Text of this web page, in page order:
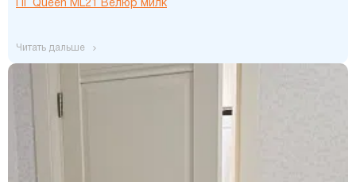
ПГ Queen ML21 Велюр милк
читать дальше